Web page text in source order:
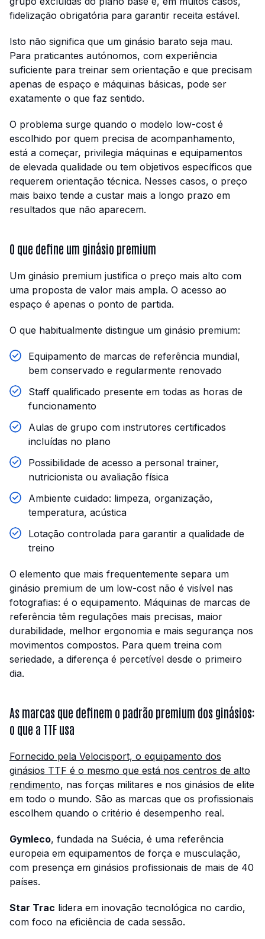
fidelização obrigatória para garantir receita estável.
Isto não significa que um ginásio barato seja mau.
Para praticantes autónomos, com experiência
suficiente para treinar sem orientação e que precisam
apenas de espaço e máquinas básicas, pode ser
exatamente o que faz sentido.
O problema surge quando o modelo low-cost é
escolhido por quem precisa de acompanhamento,
está a começar, privilegia máquinas e equipamentos
de elevada qualidade ou tem objetivos específicos que
requerem orientação técnica. Nesses casos, o preço
mais baixo tende a custar mais a longo prazo em
resultados que não aparecem.
O que define um ginásio premium
Um ginásio premium justifica o preço mais alto com
uma proposta de valor mais ampla. O acesso ao
espaço é apenas o ponto de partida.
O que habitualmente distingue um ginásio premium:
Equipamento de marcas de referência mundial,
bem conservado e regularmente renovado
Staff qualificado presente em todas as horas de
funcionamento
Aulas de grupo com instrutores certificados
incluídas no plano
Possibilidade de acesso a personal trainer,
nutricionista ou avaliação física
Ambiente cuidado: limpeza, organização,
temperatura, acústica
Lotação controlada para garantir a qualidade de
treino
O elemento que mais frequentemente separa um
ginásio premium de um low-cost não é visível nas
fotografias: é o equipamento. Máquinas de marcas de
referência têm regulações mais precisas, maior
durabilidade, melhor ergonomia e mais segurança nos
movimentos compostos. Para quem treina com
seriedade, a diferença é percetível desde o primeiro
dia.
As marcas que definem o padrão premium dos ginásios:
o que a TTF usa
Fornecido pela Velocisport, o equipamento dos
ginásios TTF é o mesmo que está nos centros de alto
rendimento, nas forças militares e nos ginásios de elite
em todo o mundo. São as marcas que os profissionais
escolhem quando o critério é desempenho real.
Gymleco, fundada na Suécia, é uma referência
europeia em equipamentos de força e musculação,
com presença em ginásios profissionais de mais de 40
países.
Star Trac lidera em inovação tecnológica no cardio,
com foco na eficiência de cada sessão.